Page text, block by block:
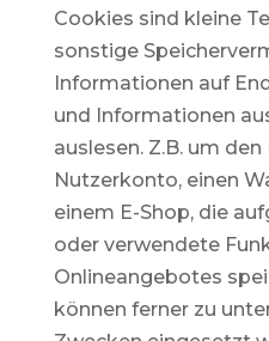
Cookies sind kleine
sonstige
Informationen auf
und Informationen
auslesen. Z.B. um
Nutzerkonto, einen
einem E-Shop, die
oder verwendete
Onlineangebotes
können ferner zu